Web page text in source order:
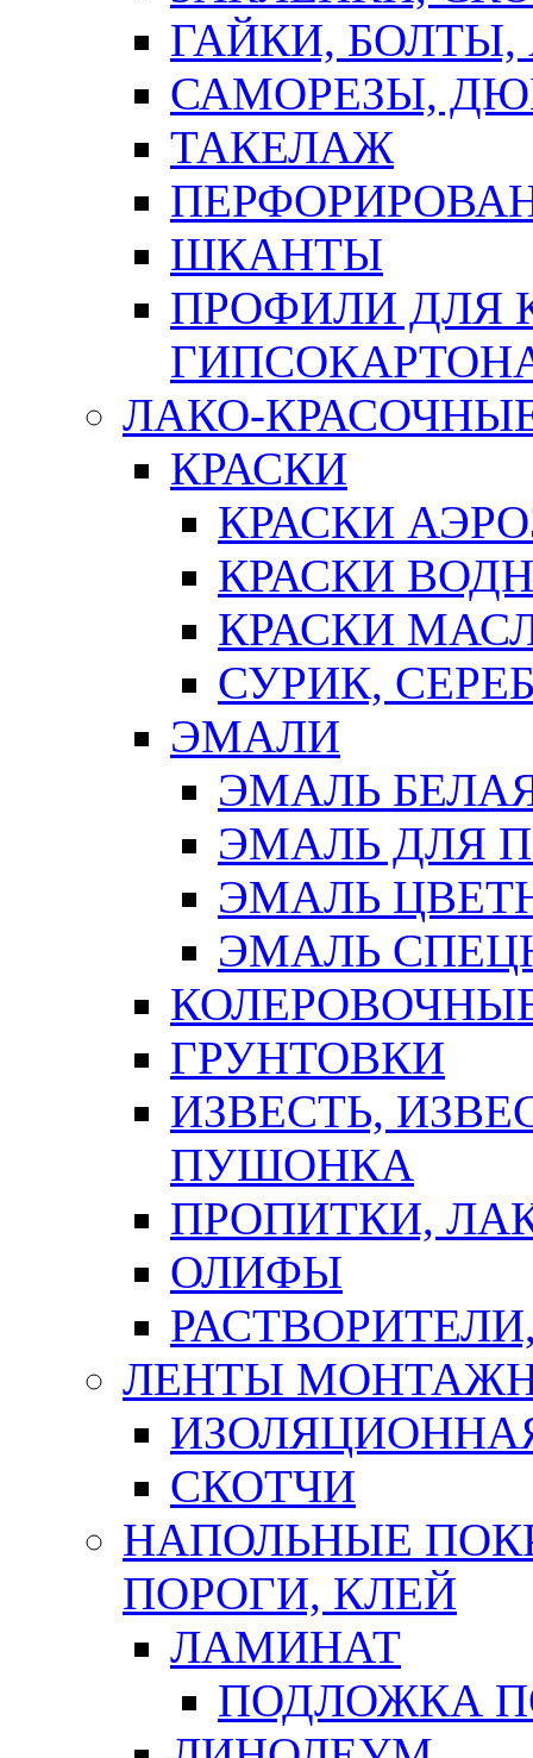
ГАЙКИ,
САМОРЕЗЫ,
ТАКЕЛАЖ
ШКАНТЫ
ПРОФИЛИ ДЛЯ
ЛАКО-
КРАСКИ
КРАСКИ
КРАСКИ
КРАСКИ
СУРИК,
ЭМАЛИ
ЭМАЛЬ
ЭМАЛЬ ДЛЯ
ЭМАЛЬ
ЭМАЛЬ
ГРУНТОВКИ
ИЗВЕСТЬ,
ПУШОНКА
ПРОПИТКИ,
ОЛИФЫ
ЛЕНТЫ
СКОТЧИ
НАПОЛЬНЫЕ
ПОРОГИ, КЛЕЙ
ЛАМИНАТ
ПОДЛОЖКА